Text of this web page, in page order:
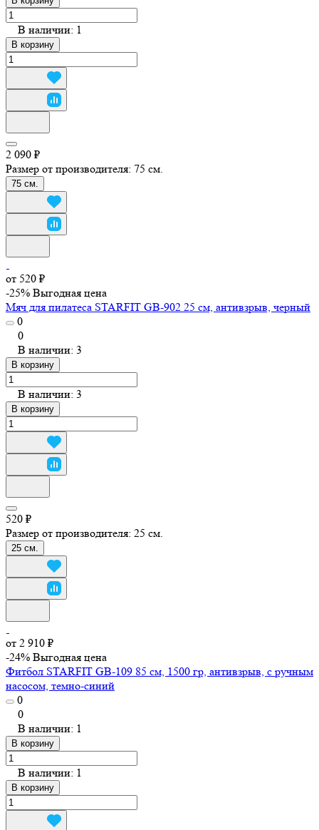
В наличии: 1
В корзину
2 090 ₽
Размер от производителя: 75 см.
75 см.
от 520 ₽
-25% Выгодная цена
Мяч для пилатеса STARFIT GB-902 25 см, антивзрыв, черный
0
0
В наличии: 3
В корзину
В наличии: 3
В корзину
520 ₽
Размер от производителя: 25 см.
25 см.
от 2 910 ₽
-24% Выгодная цена
Фитбол STARFIT GB-109 85 см, 1500 гр, антивзрыв, с ручным
насосом, темно-синий
0
0
В наличии: 1
В корзину
В наличии: 1
В корзину